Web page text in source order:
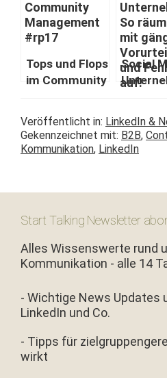
Unternehmen
s­seit­en wis­
sen musst
Tops und Flops
im Com­mu­ni­ty
#rp17
Social
und
Veröffentlicht in: LinkedIn &
Gekennzeichnet mit: B2B,
Kommunikation, LinkedIn
Start Talking Newsletter
Alles Wissenswerte rund
Kommunikation - alle 14
- Wichtige News Updates
LinkedIn und Co.
- Tipps für
wirkt